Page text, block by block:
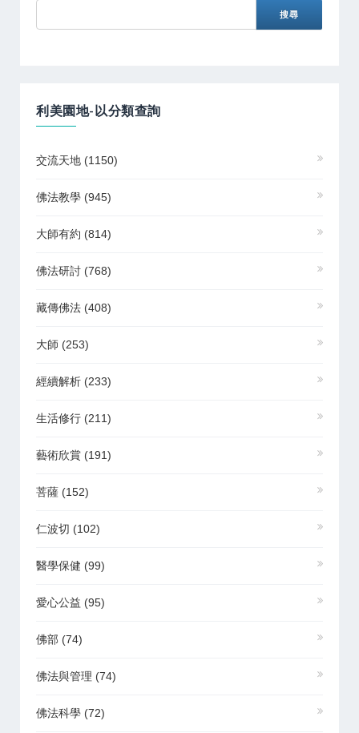
利美園地-以分類查詢
交流天地 (1150)
佛法教學 (945)
大師有約 (814)
佛法研討 (768)
藏傳佛法 (408)
大師 (253)
經續解析 (233)
生活修行 (211)
藝術欣賞 (191)
菩薩 (152)
仁波切 (102)
醫學保健 (99)
愛心公益 (95)
佛部 (74)
佛法與管理 (74)
佛法科學 (72)